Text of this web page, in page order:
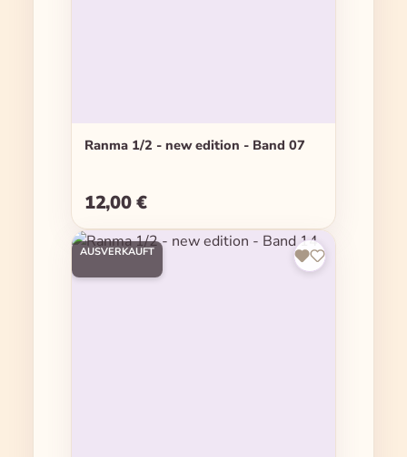
Ranma 1/2 - new edition - Band 07
Regulärer Preis:
12,00 €
AUSVERKAUFT